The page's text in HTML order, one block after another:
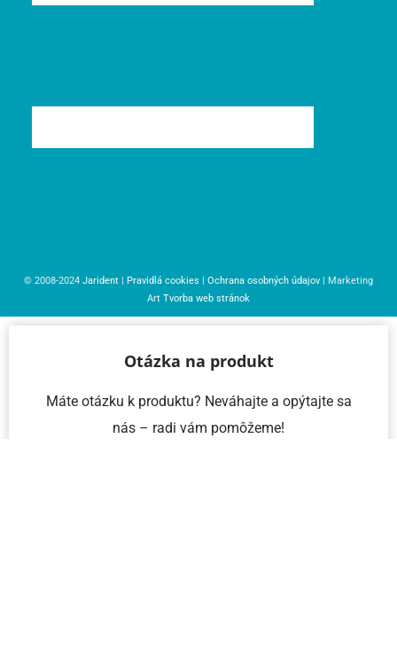
© 2008-2024 Jarident Pravidlá cookies Ochrana osobných údajov | Marketing
Art Tvorba web stránok
Otázka na produkt
Máte otázku k produktu? Neváhajte a opýtajte sa
nás – radi vám pomôžeme!